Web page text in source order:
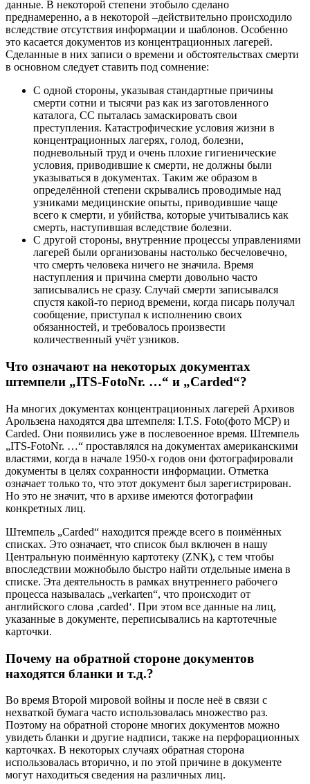
данные. В некоторой степени этобыло сделано
преднамеренно, а в некоторой –действительно происходило
вследствие отсутствия информации и шаблонов. Особенно
это касается документов из концентрационных лагерей.
Сделанные в них записи о времени и обстоятельствах смерти
в основном следует ставить под сомнение:
С одной стороны, указывая стандартные причины
смерти сотни и тысячи раз как из заготовленного
каталога, СС пыталась замаскировать свои
преступления. Катастрофические условия жизни в
концентрационных лагерях, голод, болезни,
подневольный труд и очень плохие гигиенические
условия, приводившие к смерти, не должны были
указываться в документах. Таким же образом в
определённой степени скрывались проводимые над
узниками медицинские опыты, приводившие чаще
всего к смерти, и убийства, которые учитывались как
смерть, наступившая вследствие болезни.
С другой стороны, внутренние процессы управлениями
лагерей были организованы настолько бесчеловечно,
что смерть человека ничего не значила. Время
наступления и причина смерти довольно часто
записывались не сразу. Случай смерти записывался
спустя какой-то период времени, когда писарь получал
сообщение, приступал к исполнению своих
обязанностей, и требовалось произвести
количественный учёт узников.
Что означают на некоторых документах
штемпели „ITS-FotoNr. …“ и „Carded“?
На многих документах концентрационных лагерей Архивов
Арользена находятся два штемпеля: I.T.S. Foto(фото МСР) и
Carded. Они появились уже в послевоенное время. Штемпель
„ITS-FotoNr. …“ проставлялся на документах американскими
властями, когда в начале 1950-х годов они фотографировали
документы в целях сохранности информации. Отметка
означает только то, что этот документ был зарегистрирован.
Но это не значит, что в архиве имеются фотографии
конкретных лиц.
Штемпель „Carded“ находится прежде всего в поимённых
списках. Это означает, что список был включен в нашу
Центральную поимённую картотеку (ZNK), с тем чтобы
впоследствии можнобыло быстро найти отдельные имена в
списке. Эта деятельность в рамках внутреннего рабочего
процесса называлась „verkarten“, что происходит от
английского слова ‚carded‘. При этом все данные на лиц,
указанные в документе, переписывались на картотечные
карточки.
Почему на обратной стороне документов
находятся бланки и т.д.?
Во время Второй мировой войны и после неё в связи с
нехваткой бумага часто использовалась множество раз.
Поэтому на обратной стороне многих документов можно
увидеть бланки и другие надписи, также на перфорационных
карточках. В некоторых случаях обратная сторона
использовалась вторично, и по этой причине в документе
могут находиться сведения на различных лиц.